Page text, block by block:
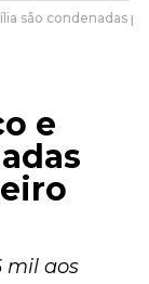
são condenadas
e
mil aos